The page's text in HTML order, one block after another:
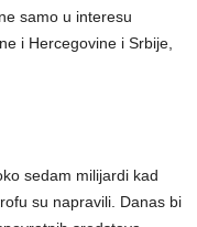
samo u interesu
i Hercegovine i Srbije,
sedam milijardi kad
su napravili. Danas bi